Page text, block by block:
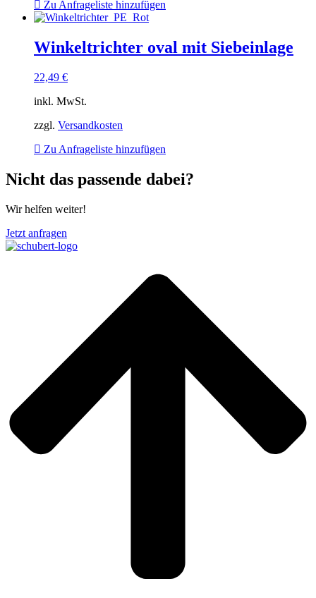
Zu Anfrageliste hinzufügen
Winkeltrichter oval mit Siebeinlage
22,49 €
inkl. MwSt.
zzgl. Versandkosten
Zu Anfrageliste hinzufügen
Nicht das passende dabei?
Wir helfen weiter!
Jetzt anfragen